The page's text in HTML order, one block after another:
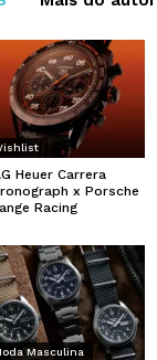
Heuer Carrera
x Porsche
Racing
Masculina